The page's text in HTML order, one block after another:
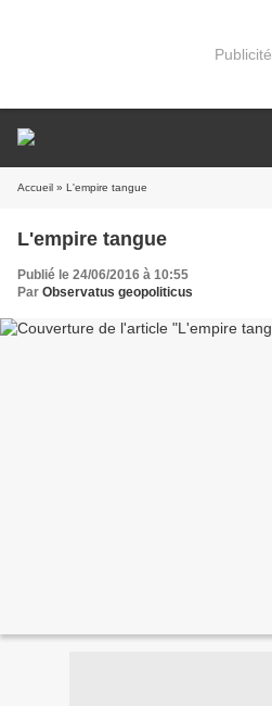
Publicité
Accueil » L'empire tangue
L'empire tangue
Publié le 24/06/2016 à 10:55
Par Observatus geopoliticus